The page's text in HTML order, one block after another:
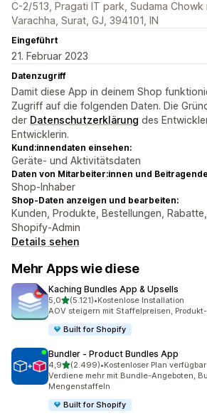
C-2/513, Pragati IT park, Sudama
Varachha, Surat, GJ, 394101, IN
Eingeführt
21. Februar 2023
Datenzugriff
Damit diese App in deinem Shop
Zugriff auf die folgenden Daten. Die
der Datenschutzerklärung des
Entwicklerin.
Kund:innendaten einsehen:
Geräte- und Aktivitätsdaten
Daten von Mitarbeiter:innen und
Shop-Inhaber
Shop-Daten anzeigen und bearbeiten:
Kunden, Produkte, Bestellungen,
Shopify-Admin
Details sehen
Mehr Apps wie diese
Kaching Bundles App & Upsells
5,0von 5 Sternen
(5.121)
5121 Rezensionen insgesamt
•Kostenlose Installation
AOV steigern mit Staffelpreisen,
Built for Shopify
Bundler ‑ Product Bundles App
4,9von 5 Sternen
(2.499)
2499 Rezensionen insgesamt
•Kostenloser Plan verfügbar
Verdiene mehr mit Bundle-Angeboten,
Mengenstaffeln
Built for Shopify